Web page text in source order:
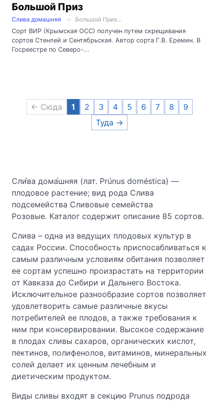
Большой Приз
Слива домашняя
Большой Приз...
Сорт ВИР (Крымская ОСС) получен путем скрещивания
сортов Стенлей и Сентябрьская. Автор сорта Г.В. Еремин. В
Госреестре по Северо-...
← Сюда 1 2 3 4 5 6 7 8
9
Туда →
Сли́ва дома́шняя (лат. Prúnus doméstica) —
плодовое растение; вид рода Слива
подсемейства Сливовые семейства
Розовые. Каталог содержит описание 85 сортов.
Слива – одна из ведущих плодовых культур в
садах России. Способность приспосабливаться к
самым различным условиям обитания позволяет
ее сортам успешно произрастать на территории
от Кавказа до Сибири и Дальнего Востока.
Исключительное разнообразие сортов позволяет
удовлетворить самые различные вкусы
потребителей ее плодов, а также требования к
ним при консервировании. Высокое содержание
в плодах сливы сахаров, органических кислот,
пектинов, полифенолов, витаминов, минеральных
солей делает их ценным лечебным и
диетическим продуктом.
Виды сливы входят в секцию Prunus подрода